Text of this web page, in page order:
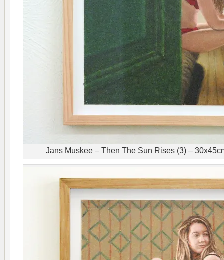
Jans Muskee – Then The Sun Rises (3) –